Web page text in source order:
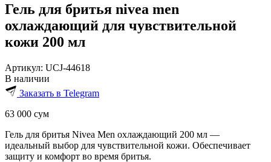
Гель для бритья nivea men
охлаждающий для чувствительной
кожи 200 мл
Артикул: UCJ-44618
В наличии
Заказать в Telegram
63 000 сум
Гель для бритья Nivea Men охлаждающий 200 мл —
идеальный выбор для чувствительной кожи. Обеспечивает
защиту и комфорт во время бритья.